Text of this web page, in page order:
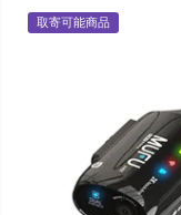
取寄可能商品